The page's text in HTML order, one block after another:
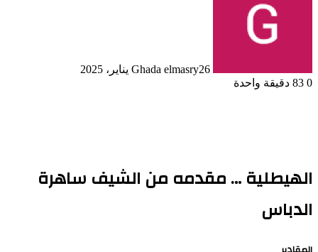
Ghada elmasry26 يناير، 2025
0
دقيقة واحدة
الهيطلية … مقدمه من الشيف ساهرة
الدباس